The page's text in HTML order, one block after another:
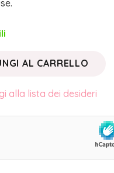
AL CARRELLO
alla lista dei desideri